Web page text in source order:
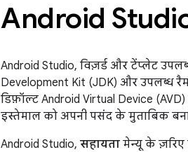
Android
Android Studio, विज़र्ड और टेंप्लेट
Development Kit (JDK) और उपलब्ध
डिफ़ॉल्ट Android Virtual Device
इस्तेमाल को अपनी पसंद के मुताबिक
Android Studio, सहायता मेन्यू के ज़रिए